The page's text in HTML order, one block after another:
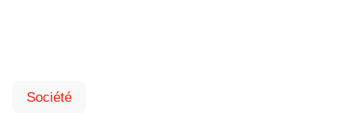
Société